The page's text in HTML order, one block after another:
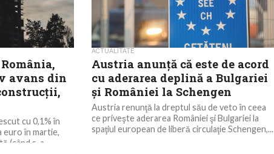
avans din
cu 0,1% în
euro în martie,
(când s-a...
ACTUALITATE
Austria anunţă că este de acord
cu aderarea deplină a Bulgariei
şi României la Schengen
Austria renunţă la dreptul său de veto în ceea
ce priveşte aderarea României şi Bulgariei la
spaţiul european de liberă circulaţie Schengen,...